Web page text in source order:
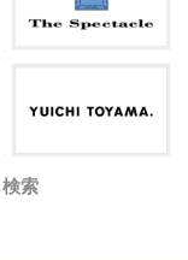
索